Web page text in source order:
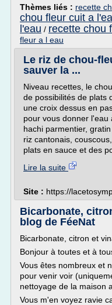
Thèmes liés : recette
chou fleur cuit a
l'eau / recette chou
fleur a l eau
Le riz de chou-
sauver la ...
Niveau recettes, le
de possibilités de plats
une croix dessus en
pour vous donner l'eau
hachi parmentier,
riz cantonais,
plats en sauce et des
Lire la suite
Site : https://
Bicarbonate,
blog de FéeNat
Bicarbonate, citron et
Bonjour à toutes et à
Vous êtes nombreux et
pour venir voir
nettoyage de la maison
Vous m'en voyez ravie